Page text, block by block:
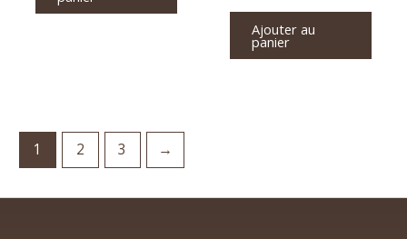
Ajouter au
panier
1 2 3 →